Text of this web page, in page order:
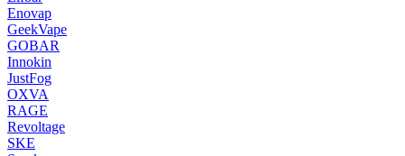
Enovap
GeekVape
GOBAR
Innokin
JustFog
OXVA
RAGE
Revoltage
SKE